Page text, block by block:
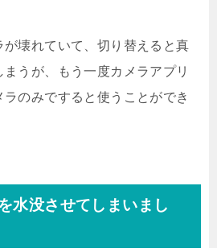
壊れていて、切り替えると真
うが、もう一度カメラアプリ
のみですると使うことができ
水没させてしまいまし